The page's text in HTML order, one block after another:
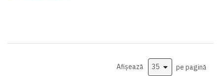
Afișează pe pagină